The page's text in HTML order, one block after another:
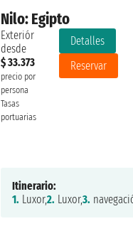
Nilo: Egipto
Exteriór
desde
$ 33.373
precio por
persona
Tasas
portuarias
Detalles
Reservar
Itinerario:
1. Luxor,2. Luxor,3.